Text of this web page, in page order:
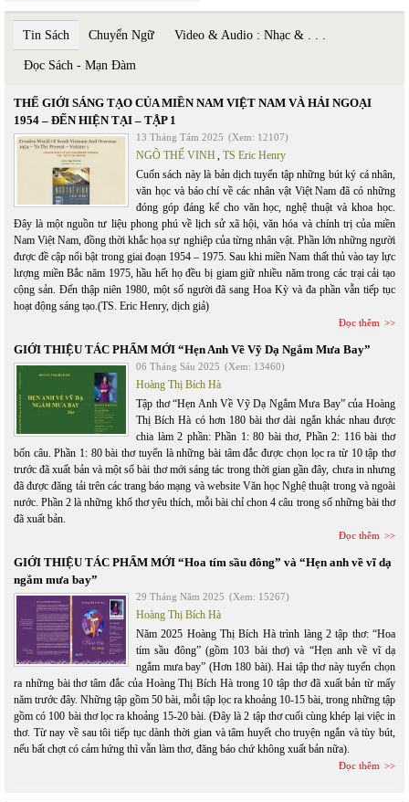
Tin Sách Chuyển Ngữ Video & Audio : Nhạc & . . .
Đọc Sách - Mạn Đàm
THẾ GIỚI SÁNG TẠO CỦA MIỀN NAM VIỆT NAM VÀ HẢI NGOẠI
1954 – ĐẾN HIỆN TẠI – TẬP 1
13 Tháng Tám 2025 (Xem: 12107)
NGÔ THẾ VINH, TS Eric Henry
Cuốn sách này là bản dịch tuyển tập những bút ký cá nhân,
văn học và báo chí về các nhân vật Việt Nam đã có những
đóng góp đáng kể cho văn học, nghệ thuật và khoa học.
Đây là một nguồn tư liệu phong phú về lịch sử xã hội, văn hóa và chính trị của miền
Nam Việt Nam, đồng thời khắc họa sự nghiệp của từng nhân vật. Phần lớn những người
được đề cập nổi bật trong giai đoạn 1954 – 1975. Sau khi miền Nam thất thủ vào tay lực
lượng miền Bắc năm 1975, hầu hết họ đều bị giam giữ nhiều năm trong các trại cải tạo
cộng sản. Đến thập niên 1980, một số người đã sang Hoa Kỳ và đa phần vẫn tiếp tục
hoạt động sáng tạo.(TS. Eric Henry, dịch giả)
Đọc thêm
GIỚI THIỆU TÁC PHẨM MỚI “Hẹn Anh Về Vỹ Dạ Ngắm Mưa Bay”
06 Tháng Sáu 2025 (Xem: 13460)
Hoàng Thị Bích Hà
Tập thơ “Hẹn Anh Về Vỹ Dạ Ngắm Mưa Bay” của Hoàng
Thị Bích Hà có hơn 180 bài thơ dài ngắn khác nhau được
chia làm 2 phần: Phần 1: 80 bài thơ, Phần 2: 116 bài thơ
bốn câu. Phần 1: 80 bài thơ tuyển là những bài tâm đắc được chọn lọc ra từ 10 tập thơ
trước đã xuất bản và một số bài thơ mới sáng tác trong thời gian gần đây, chưa in nhưng
đã được đăng tải trên các trang báo mạng và website Văn học Nghệ thuật trong và ngoài
nước. Phần 2 là những khổ thơ yêu thích, mỗi bài chỉ chon 4 câu trong số những bài thơ
đã xuất bản.
Đọc thêm
GIỚI THIỆU TÁC PHẨM MỚI “Hoa tím sầu đông” và “Hẹn anh về vĩ dạ
ngắm mưa bay”
29 Tháng Năm 2025 (Xem: 15267)
Hoàng Thị Bích Hà
Năm 2025 Hoàng Thị Bích Hà trình làng 2 tập thơ: “Hoa
tím sầu đông” (gồm 103 bài thơ) và “Hẹn anh về vĩ dạ
ngắm mưa bay” (Hơn 180 bài). Hai tập thơ này tuyển chọn
ra những bài thơ tâm đắc của Hoàng Thị Bích Hà trong 10 tập thơ đã xuất bản từ mấy
năm trước đây. Những tập gồm 50 bài, mỗi tập lọc ra khoảng 10-15 bài, trong những tập
gồm có 100 bài thơ lọc ra khoảng 15-20 bài. (Đây là 2 tập thơ cuối cùng khép lại việc in
thơ. Từ nay về sau tôi tiếp tục dành thời gian và tâm huyết cho truyện ngắn và tùy bút,
nếu bất chợt có cảm hứng thì vẫn làm thơ, đăng báo chứ không xuất bản nữa).
Đọc thêm